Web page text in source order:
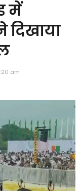
में
दिखाया
am